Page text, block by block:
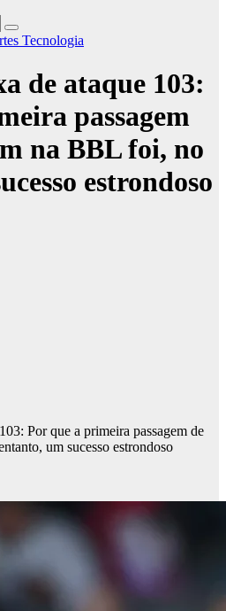
Tecnologia
de ataque 103:
passagem
na BBL foi, no
estrondoso